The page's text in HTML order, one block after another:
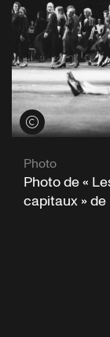
Voir les crédits
Photo
Photo de «
capitaux »